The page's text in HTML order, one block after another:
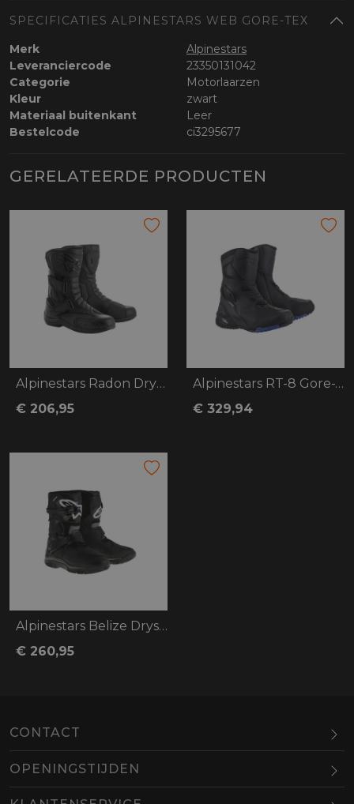
SPECIFICATIES ALPINESTARS WEB GORE-TEX
Merk
Alpinestars
Leveranciercode
23350131042
Categorie
Motorlaarzen
Kleur
zwart
Materiaal buitenkant
Leer
Bestelcode
ci3295677
GERELATEERDE PRODUCTEN
Alpinestars Radon Drystar
€ 206,95
Alpinestars RT-8 Gore-Tex
€ 329,94
Alpinestars Belize Drystar
€ 260,95
CONTACT
OPENINGSTIJDEN
Maandag